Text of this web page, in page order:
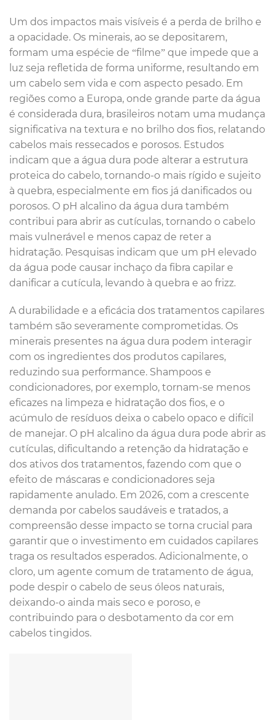
Um dos impactos mais visíveis é a perda de brilho e
a opacidade. Os minerais, ao se depositarem,
formam uma espécie de “filme” que impede que a
luz seja refletida de forma uniforme, resultando em
um cabelo sem vida e com aspecto pesado. Em
regiões como a Europa, onde grande parte da água
é considerada dura, brasileiros notam uma mudança
significativa na textura e no brilho dos fios, relatando
cabelos mais ressecados e porosos. Estudos
indicam que a água dura pode alterar a estrutura
proteica do cabelo, tornando-o mais rígido e sujeito
à quebra, especialmente em fios já danificados ou
porosos. O pH alcalino da água dura também
contribui para abrir as cutículas, tornando o cabelo
mais vulnerável e menos capaz de reter a
hidratação. Pesquisas indicam que um pH elevado
da água pode causar inchaço da fibra capilar e
danificar a cutícula, levando à quebra e ao frizz.
A durabilidade e a eficácia dos tratamentos capilares
também são severamente comprometidas. Os
minerais presentes na água dura podem interagir
com os ingredientes dos produtos capilares,
reduzindo sua performance. Shampoos e
condicionadores, por exemplo, tornam-se menos
eficazes na limpeza e hidratação dos fios, e o
acúmulo de resíduos deixa o cabelo opaco e difícil
de manejar. O pH alcalino da água dura pode abrir as
cutículas, dificultando a retenção da hidratação e
dos ativos dos tratamentos, fazendo com que o
efeito de máscaras e condicionadores seja
rapidamente anulado. Em 2026, com a crescente
demanda por cabelos saudáveis e tratados, a
compreensão desse impacto se torna crucial para
garantir que o investimento em cuidados capilares
traga os resultados esperados. Adicionalmente, o
cloro, um agente comum de tratamento de água,
pode despir o cabelo de seus óleos naturais,
deixando-o ainda mais seco e poroso, e
contribuindo para o desbotamento da cor em
cabelos tingidos.